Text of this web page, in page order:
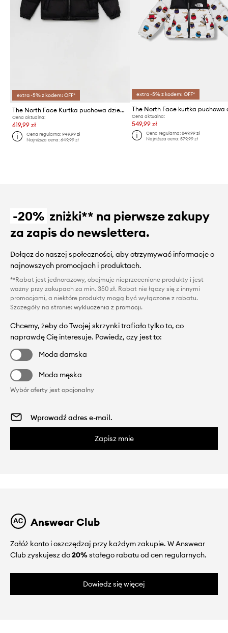
extra -5% z kodem: OFF*
The North Face Kurtka puchowa dziecięca TEEN 1996 RETRO NUPTSE
Cena aktualna:
619,99 zł
Cena regularna:949,99 zł
Najniższa cena:649,99 zł
extra -5% z kodem: OFF*
Cena aktualna:
549,99 zł
Cena regularna: 849,99 zł
Najniższa cena: 579,99 zł
-20% zniżki** na pierwsze zakupy
za zapis do newslettera.
Dołącz do naszej społeczności, aby otrzymywać informacje o
najnowszych promocjach i produktach.
**Rabat jest jednorazowy, obejmuje nieprzecenione produkty i jest
ważny przy zakupach za min. 350 zł. Rabat nie łączy się z innymi
promocjami, a niektóre produkty mogą być wyłączone z rabatu.
Szczegóły na stronie: wykluczenia z promocji.
Chcemy, żeby do Twojej skrzynki trafiało tylko to, co
naprawdę Cię interesuje. Powiedz, czy jest to:
Moda damska
Moda męska
Wybór oferty jest opcjonalny
Zapisz mnie
Answear Club
Załóż konto i oszczędzaj przy każdym zakupie. W Answear
Club zyskujesz do20%stałego rabatu od cen regularnych.
Dowiedz się więcej